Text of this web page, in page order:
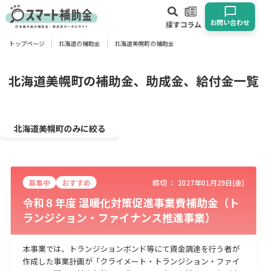
探すコラム お問い合わせ
対象
物流・運輸業 製造業 情報通信業 卸売･小売業
建設･不動産業
サービス業 医療･福祉 農業･林業
漁業
宿泊･旅館業
その他
トップページ 北海道の補助金 北海道美幌町の補助金
北海道美幌町の補助金、助成金、給付金一覧
北海道美幌町のみに絞る
募集中 おすすめ 締切 ： 2027年01月29日(金)
令和８年度 温暖化対策促進事業費補助金（ト
ランジション・ファイナンス推進事業）
本事業では、トランジションボンド等にて資金調達を行う者が
作成した事業計画が「クライメート・トランジション・ファイ